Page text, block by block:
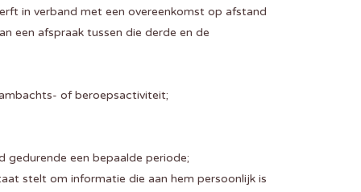
in verband met een overeenkomst op afstand
een afspraak tussen die derde en de
of beroepsactiviteit;
gedurende een bepaalde periode;
stelt om informatie die aan hem persoonlijk is